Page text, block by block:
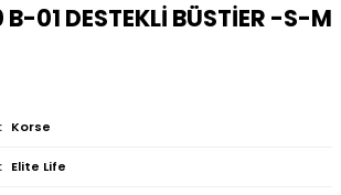
B-01 DESTEKLİ BÜSTİER -S-M
Korse
Elite Life